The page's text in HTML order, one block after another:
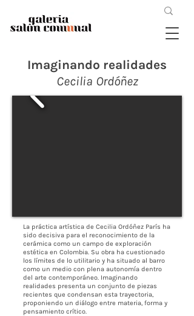
Imaginando realidades
Cecilia Ordóñez
La práctica artística de Cecilia Ordóñez París ha
sido decisiva para el reconocimiento de la
cerámica como un campo de exploración
estética en Colombia. Su obra ha cuestionado
los límites de lo utilitario y ha situado al barro
como un medio con plena autonomía dentro
del arte contemporáneo. Imaginando
realidades presenta un conjunto de piezas
recientes que condensan esta trayectoria,
proponiendo un diálogo entre materia, forma y
pensamiento crítico.